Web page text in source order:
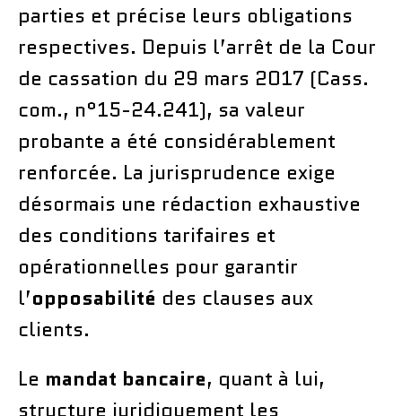
parties et précise leurs obligations
respectives. Depuis l’arrêt de la Cour
de cassation du 29 mars 2017 (Cass.
com., n°15-24.241), sa valeur
probante a été considérablement
renforcée. La jurisprudence exige
désormais une rédaction exhaustive
des conditions tarifaires et
opérationnelles pour garantir
l’opposabilité des clauses aux
clients.
Le mandat bancaire, quant à lui,
structure juridiquement les